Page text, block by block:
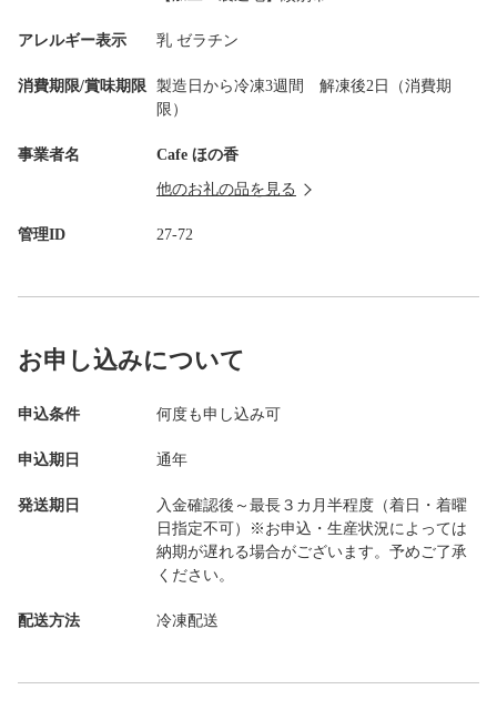
アレルギー表示 乳 ゼラチン
消費期限/賞味期限 製造日から冷凍3週間 解凍後2日（消費期
限）
事業者名 Cafe ほの香
他のお礼の品を見る
管理ID 27-72
お申し込みについて
申込条件 何度も申し込み可
申込期日 通年
発送期日
入金確認後～最長３カ月半程度（着日・着曜
日指定不可）※お申込・生産状況によっては
納期が遅れる場合がございます。予めご了承
ください。
配送方法 冷凍配送